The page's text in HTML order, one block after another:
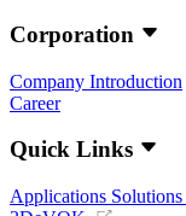
Corporation
Company Introduction
Career
Quick Links
Applications Solutions